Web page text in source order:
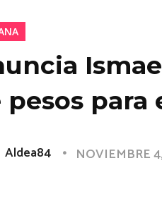
pesos para
Aldea84 NOVIEMBRE